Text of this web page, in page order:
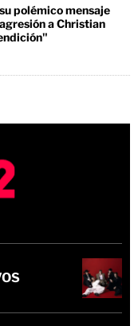
polémico mensaje
a Christian